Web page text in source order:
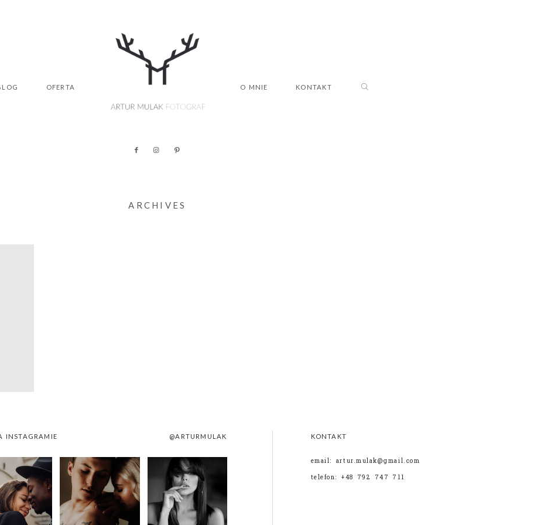
OFERTA O MNIE KONTAKT
ARCHIVES
INSTAGRAMIE @ARTURMULAK KONTAKT
email: artur.mulak@gmail.com
telefon: +48 792 747 711